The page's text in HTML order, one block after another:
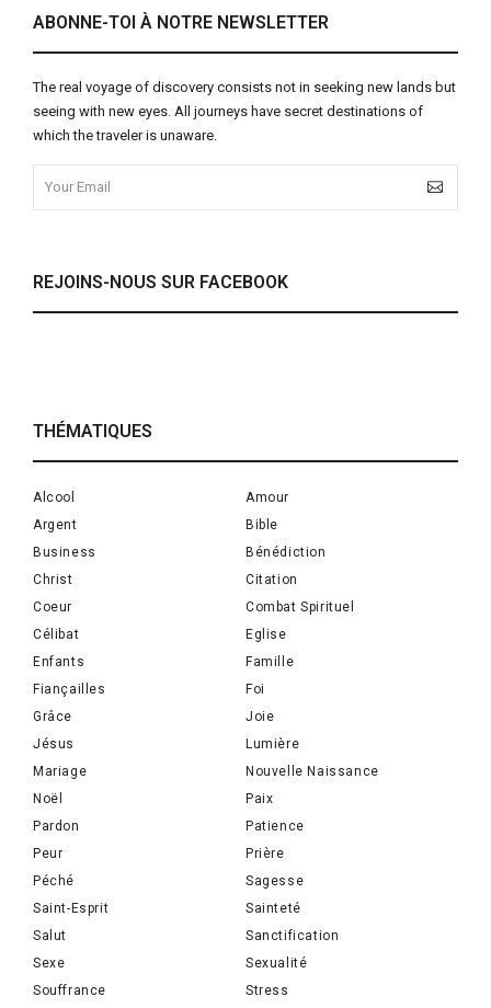
ABONNE-TOI À NOTRE NEWSLETTER
The real voyage of discovery consists not in seeking new lands but
seeing with new eyes. All journeys have secret destinations of
which the traveler is unaware.
REJOINS-NOUS SUR FACEBOOK
THÉMATIQUES
Alcool
Amour
Argent
Bible
Business
Bénédiction
Christ
Citation
Coeur
Combat Spirituel
Célibat
Eglise
Enfants
Famille
Fiançailles
Foi
Grâce
Joie
Jésus
Lumière
Mariage
Nouvelle Naissance
Noël
Paix
Pardon
Patience
Peur
Prière
Péché
Sagesse
Saint-Esprit
Sainteté
Salut
Sanctification
Sexe
Sexualité
Souffrance
Stress